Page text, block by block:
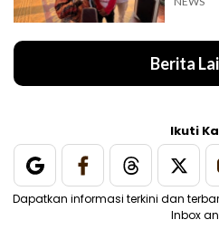
Berita
Ikuti
Dapatkan informasi terkini dan
Inbox